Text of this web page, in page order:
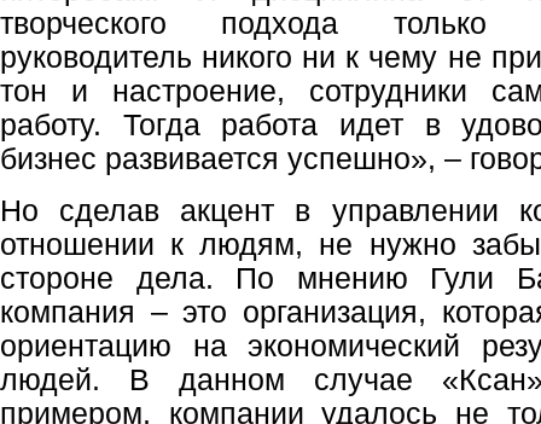
творческого подхода только
руководитель никого ни к чему не
тон и настроение, сотрудники
работу. Тогда работа идет в
бизнес развивается успешно», –
Но сделав акцент в управлении
отношении к людям, не нужно
стороне дела. По мнению Гули
компания – это организация,
ориентацию на экономический
людей. В данном случае
примером, компании удалось не